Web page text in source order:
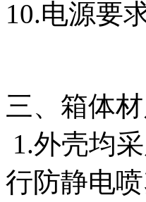
10.电源要
三、箱体材
1.外壳均
行防静电